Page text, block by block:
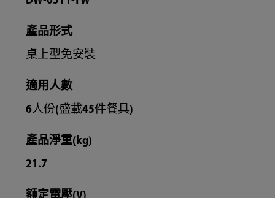
產品形式
桌上型免安裝
適用人數
6人份(盛載45件餐具)
產品淨重(kg)
21.7
額定電壓(V)